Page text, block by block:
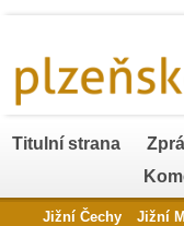
Titulní strana
Jižní Čechy Jižní